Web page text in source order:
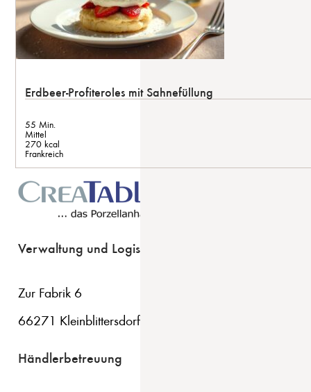
Erdbeer-Profiteroles mit Sahnefüllung
55 Min.
Mittel
270 kcal
Frankreich
Verwaltung und Logistik
Zur Fabrik 6
66271 Kleinblittersdorf
Händlerbetreuung